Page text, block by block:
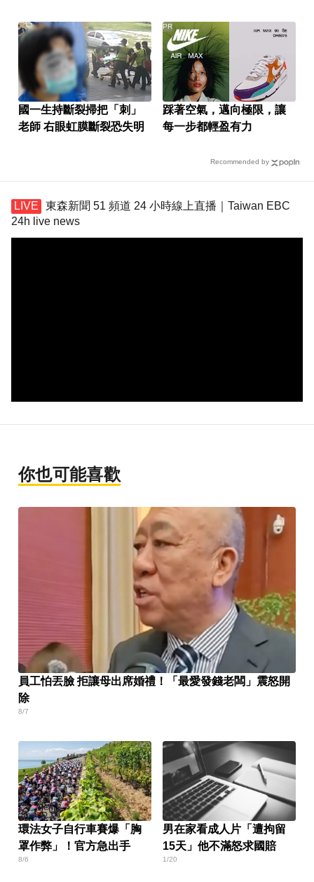
國一生持斷裂掃把「刺」
老師 右眼虹膜斷裂恐失明
踩著空氣，邁向極限，讓
每一步都輕盈有力
PR
Recommended by
東森新聞 51 頻道 24 小時線上直播｜Taiwan EBC
24h live news
你也可能喜歡
員工怕丟臉 拒讓母出席婚禮！「最愛發錢老闆」震怒開
除
8/7
環法女子自行車賽爆「胸
罩作弊」！官方急出手
8/6
男在家看成人片「遭拘留
15天」他不滿怒求國賠
1/20